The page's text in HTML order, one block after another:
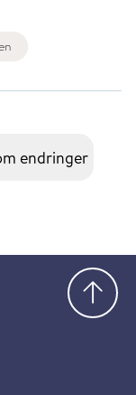
endringer